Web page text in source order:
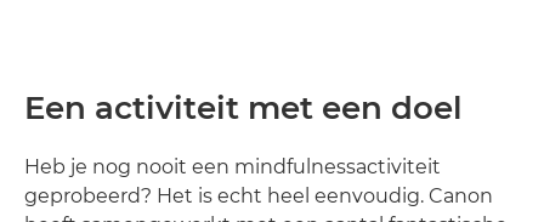
Een activiteit met een doel
Heb je nog nooit een mindfulnessactiviteit
geprobeerd? Het is echt heel eenvoudig. Canon